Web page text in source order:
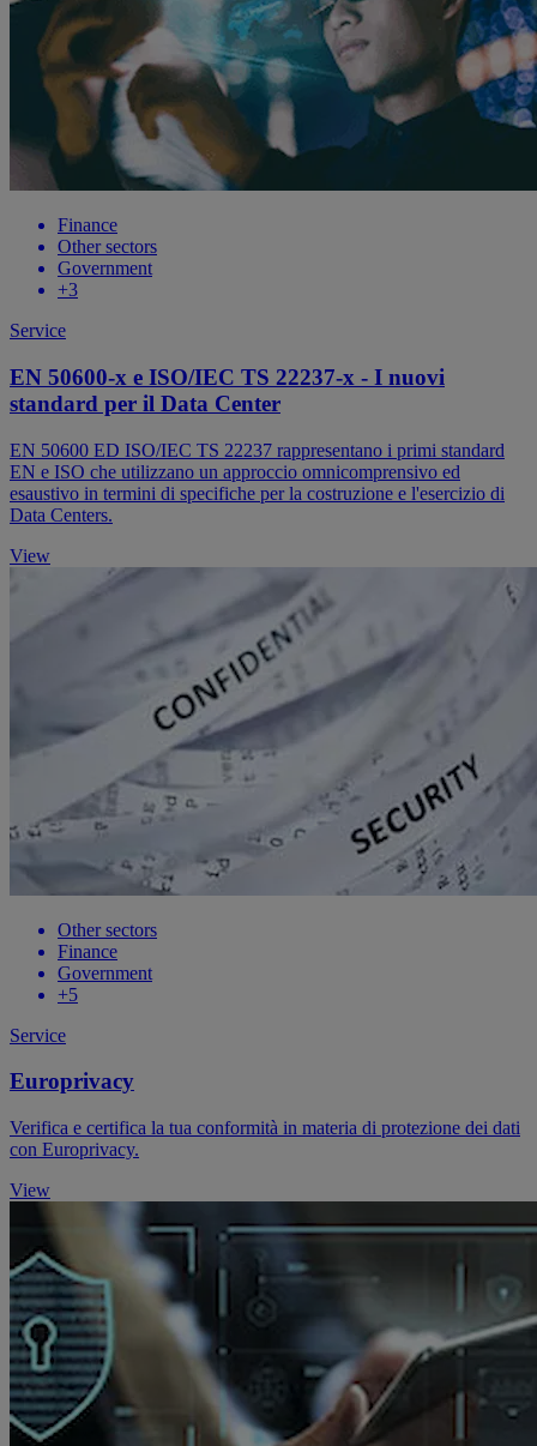
Finance
Other sectors
Government
+3
Service
EN 50600-x e ISO/IEC TS 22237-x - I nuovi
standard per il Data Center
EN 50600 ED ISO/IEC TS 22237 rappresentano i primi standard
EN e ISO che utilizzano un approccio omnicomprensivo ed
esaustivo in termini di specifiche per la costruzione e l'esercizio di
Data Centers.
View
Other sectors
Finance
Government
+5
Service
Europrivacy
Verifica e certifica la tua conformità in materia di protezione dei dati
con Europrivacy.
View